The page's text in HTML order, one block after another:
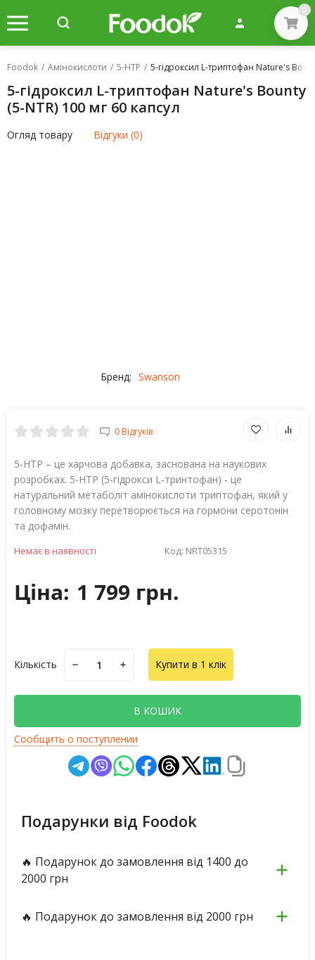
0
Foodok / Амінокислоти / 5-HTP / 5-гідроксил L-триптофан Nature's
5-гідроксил L-триптофан Nature's Bounty
(5-NTR) 100 мг 60 капсул
Огляд товару Відгуки (0)
Бренд: Swanson
0 Відгуків
5-НТР – це харчова добавка, заснована на наукових
розробках. 5-НТР (5-гідрокси L-тринтофан) - це
натуральний метаболіт амінокислоти триптофан, який у
головному мозку перетворюється на гормони серотонін
та дофамін.
Немає в наявності Код: NRT05315
Ціна: 1 799 грн.
Кількість Купити в 1 клік
В КОШИК
Сообщить о поступлении
Подарунки від Foodok
🔥 Подарунок до замовлення від 1400 до
2000 грн
🔥 Подарунок до замовлення від 2000 грн